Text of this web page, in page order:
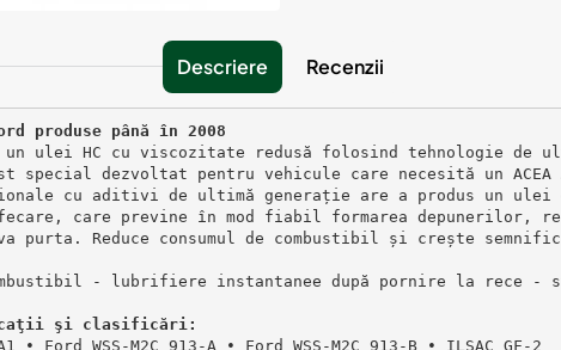
Descriere Recenzii
produse până în 2008
un ulei HC cu viscozitate redusă folosind tehnologie de
dezvoltat pentru vehicule care necesită un
cu aditivi de ultimă generație are a produs un ulei
care previne în mod fiabil formarea depunerilor,
purta. Reduce consumul de combustibil și crește
combustibil - lubrifiere instantanee după pornire la
şi clasificări:
∙ Ford WSS-M2C 913-A ∙ Ford WSS-M2C 913-B ∙ ILSAC GF-2